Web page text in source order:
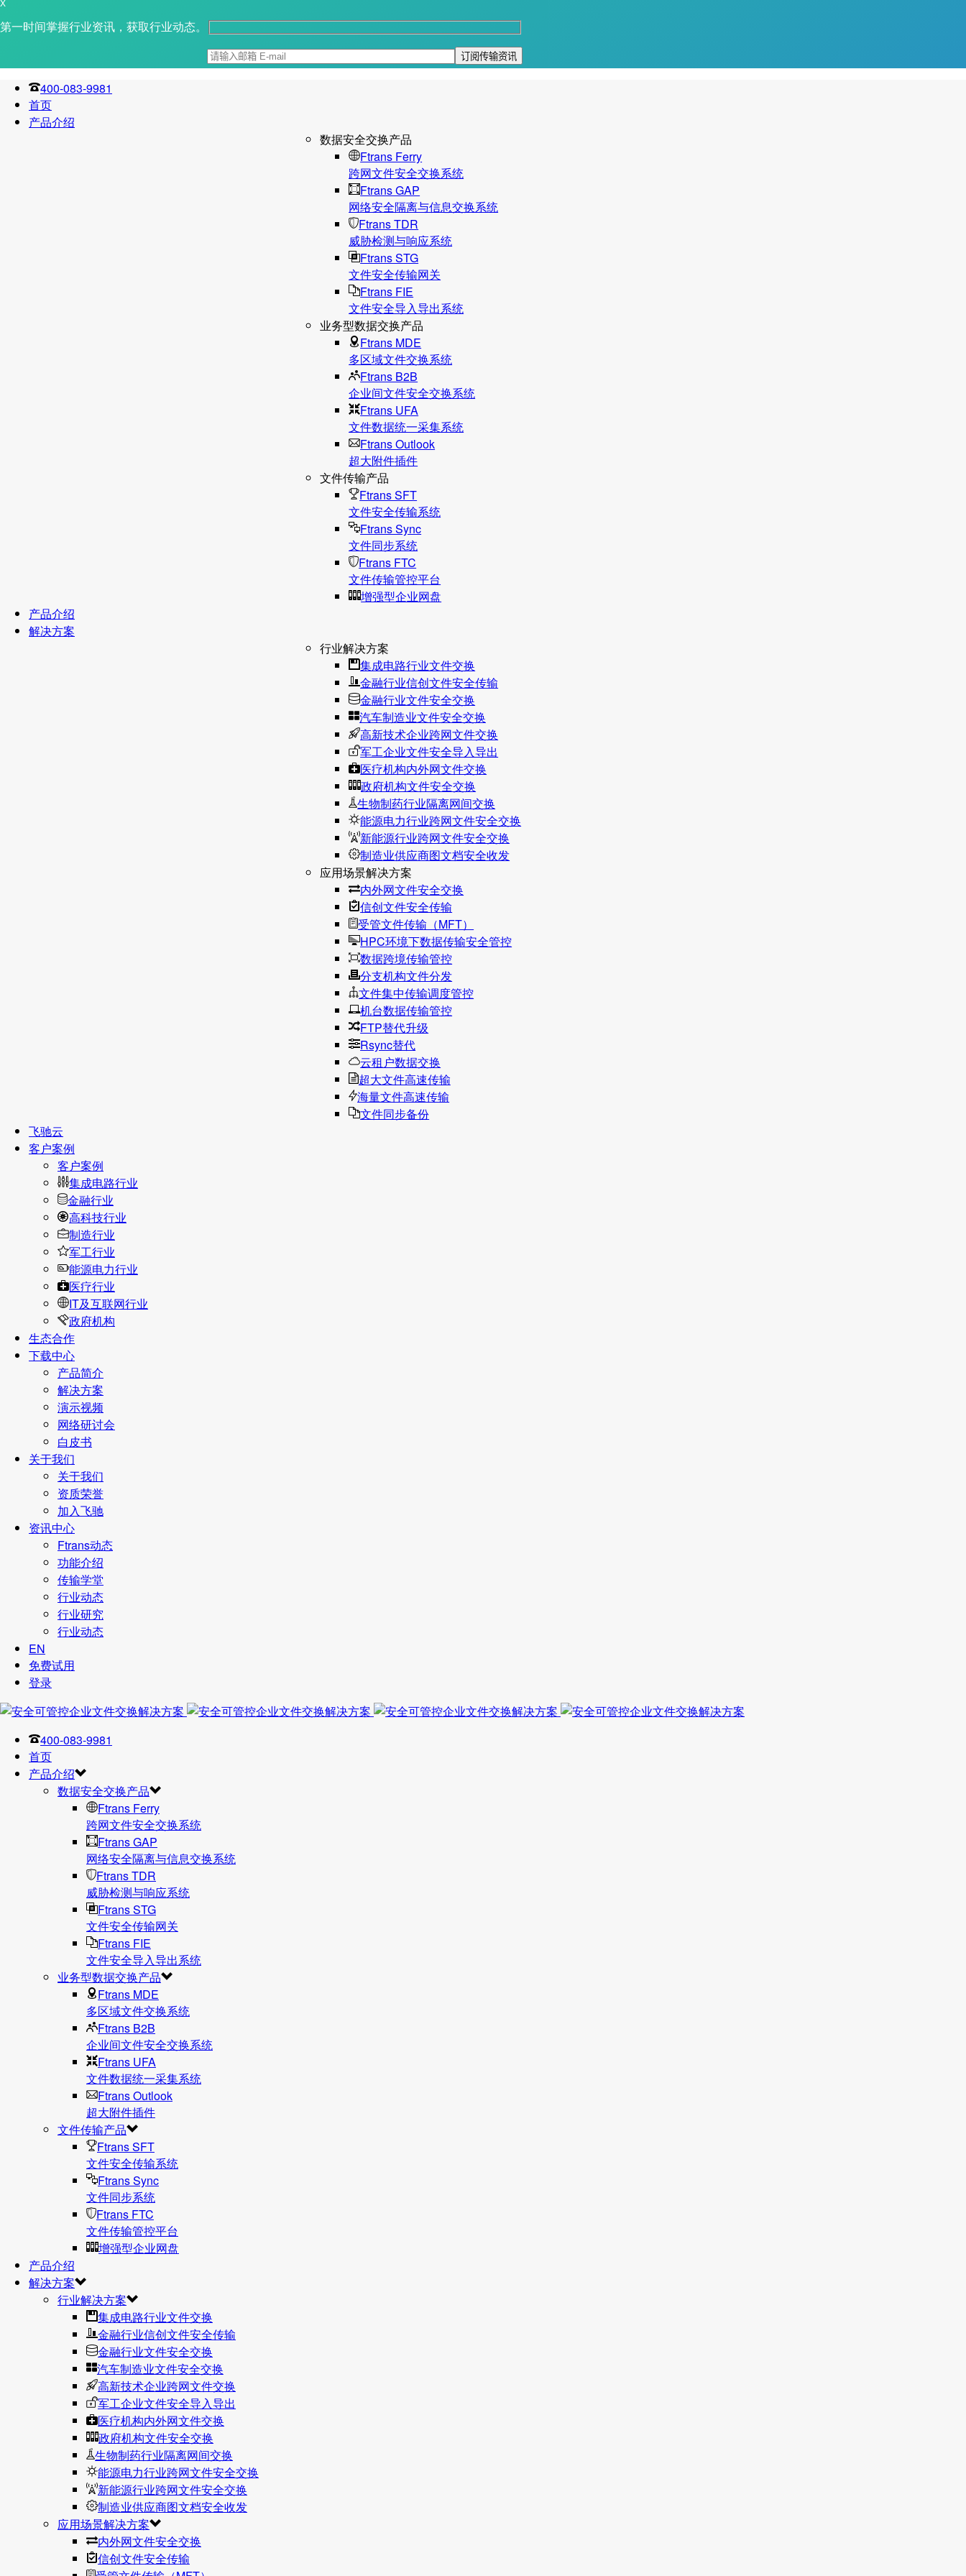
X
第一时间掌握行业资讯，获取行业动态。
400-083-9981
首页
产品介绍
数据安全交换产品
Ftrans Ferry
跨网文件安全交换系统
Ftrans GAP
网络安全隔离与信息交换系统
Ftrans TDR
威胁检测与响应系统
Ftrans STG
文件安全传输网关
Ftrans FIE
文件安全导入导出系统
业务型数据交换产品
Ftrans MDE
多区域文件交换系统
Ftrans B2B
企业间文件安全交换系统
Ftrans UFA
文件数据统⼀采集系统
Ftrans Outlook
超大附件插件
文件传输产品
Ftrans SFT
文件安全传输系统
Ftrans Sync
文件同步系统
Ftrans FTC
文件传输管控平台
增强型企业网盘
产品介绍
解决方案
行业解决方案
集成电路行业文件交换
金融行业信创文件安全传输
金融行业文件安全交换
汽车制造业文件安全交换
高新技术企业跨网文件交换
军工企业文件安全导入导出
医疗机构内外网文件交换
政府机构文件安全交换
生物制药行业隔离网间交换
能源电力行业跨网文件安全交换
新能源行业跨网文件安全交换
制造业供应商图文档安全收发
应用场景解决方案
内外网文件安全交换
信创文件安全传输
受管文件传输（MFT）
HPC环境下数据传输安全管控
数据跨境传输管控
分支机构文件分发
文件集中传输调度管控
机台数据传输管控
FTP替代升级
Rsync替代
云租户数据交换
超大文件高速传输
海量文件高速传输
文件同步备份
飞驰云
客户案例
客户案例
集成电路行业
金融行业
高科技行业
制造行业
军工行业
能源电力行业
医疗行业
IT及互联网行业
政府机构
生态合作
下载中心
产品简介
解决方案
演示视频
网络研讨会
白皮书
关于我们
关于我们
资质荣誉
加入飞驰
资讯中心
Ftrans动态
功能介绍
传输学堂
行业动态
行业研究
行业动态
EN
免费试用
登录
400-083-9981
首页
产品介绍
数据安全交换产品
Ftrans Ferry
跨网文件安全交换系统
Ftrans GAP
网络安全隔离与信息交换系统
Ftrans TDR
威胁检测与响应系统
Ftrans STG
文件安全传输网关
Ftrans FIE
文件安全导入导出系统
业务型数据交换产品
Ftrans MDE
多区域文件交换系统
Ftrans B2B
企业间文件安全交换系统
Ftrans UFA
文件数据统⼀采集系统
Ftrans Outlook
超大附件插件
文件传输产品
Ftrans SFT
文件安全传输系统
Ftrans Sync
文件同步系统
Ftrans FTC
文件传输管控平台
增强型企业网盘
产品介绍
解决方案
行业解决方案
集成电路行业文件交换
金融行业信创文件安全传输
金融行业文件安全交换
汽车制造业文件安全交换
高新技术企业跨网文件交换
军工企业文件安全导入导出
医疗机构内外网文件交换
政府机构文件安全交换
生物制药行业隔离网间交换
能源电力行业跨网文件安全交换
新能源行业跨网文件安全交换
制造业供应商图文档安全收发
应用场景解决方案
内外网文件安全交换
信创文件安全传输